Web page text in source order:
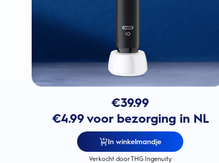
€39.99
€4.99 voor bezorging in NL
In winkelmandje
Verkocht door THG Ingenuity